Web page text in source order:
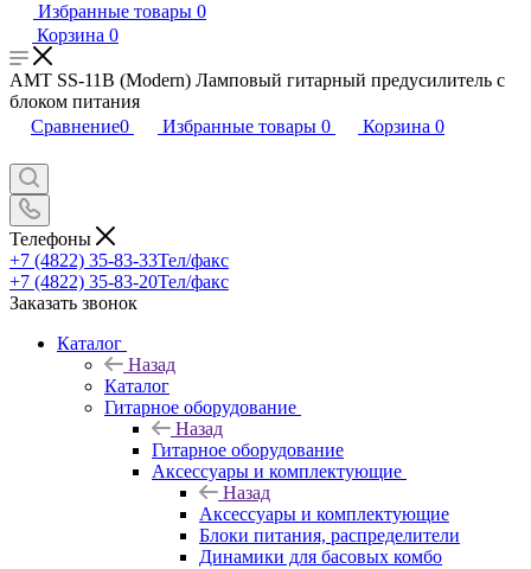
Избранные товары 0
Корзина 0
AMT SS-11B (Modern) Ламповый гитарный предусилитель с
блоком питания
Сравнение0 Избранные товары 0 Корзина 0
Телефоны
+7 (4822) 35-83-33Тел/факс
+7 (4822) 35-83-20Тел/факс
Заказать звонок
Каталог
Назад
Каталог
Гитарное оборудование
Назад
Гитарное оборудование
Аксессуары и комплектующие
Назад
Аксессуары и комплектующие
Блоки питания, распределители
Динамики для басовых комбо